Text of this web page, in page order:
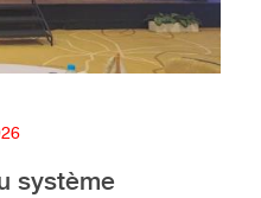
système